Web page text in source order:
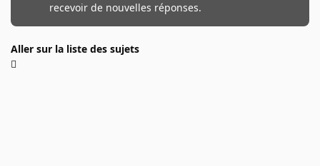
recevoir de nouvelles réponses.
Aller sur la liste des sujets